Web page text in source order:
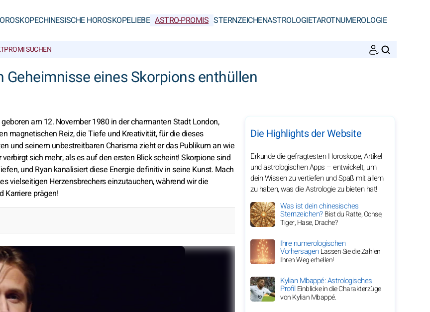
CHINESISCHE HOROSKOPELIEBE ASTRO-PROMIS STERNZEICHENASTROLOGIETAROTNUMEROLOGIE
PROMI SUCHEN
Geheimnisse eines Skorpions enthüllen
am 12. November 1980 in der charmanten Stadt London,
magnetischen Reiz, die Tiefe und Kreativität, für die dieses
und seinem unbestreitbaren Charisma zieht er das Publikum an wie
sich mehr, als es auf den ersten Blick scheint! Skorpione sind
und Ryan kanalisiert diese Energie definitiv in seine Kunst. Mach
vielseitigen Herzensbrechers einzutauchen, während wir die
Karriere prägen!
Die Highlights der Website
Erkunde die gefragtesten Horoskope, Artikel
und astrologischen Apps – entwickelt, um
dein Wissen zu vertiefen und Spaß mit allem
zu haben, was die Astrologie zu bieten hat!
Was ist dein chinesisches
Sternzeichen?Bist du Ratte, Ochse,
Tiger, Hase, Drache?
Ihre numerologischen
VorhersagenLassen Sie die Zahlen
Ihren Weg erhellen!
Kylian Mbappé: Astrologisches
ProfilEinblicke in die Charakterzüge
von Kylian Mbappé.